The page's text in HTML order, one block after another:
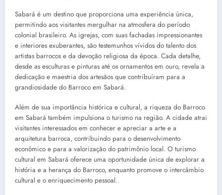
Sabará é um destino que proporciona uma experiência única,
permitindo aos visitantes mergulhar na atmosfera do período
colonial brasileiro. As igrejas, com suas fachadas impressionantes
e interiores exuberantes, são testemunhos vívidos do talento dos
artistas barrocos e da devoção religiosa da época. Cada detalhe,
desde as esculturas e pinturas até os ornamentos em ouro, revela a
dedicação e maestria dos artesãos que contribuíram para a
grandiosidade do Barroco em Sabará.
Além de sua importância histórica e cultural, a riqueza do Barroco
em Sabará também impulsiona o turismo na região. A cidade atrai
visitantes interessados em conhecer e apreciar a arte e a
arquitetura barroca, contribuindo para o desenvolvimento
econômico e para a valorização do patrimônio local. O turismo
cultural em Sabará oferece uma oportunidade única de explorar a
história e a herança do Barroco, enquanto promove o intercâmbio
cultural e o enriquecimento pessoal.